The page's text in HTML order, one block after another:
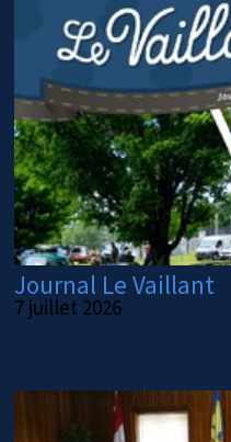
Journal Le Vaillant
7 juillet 2026